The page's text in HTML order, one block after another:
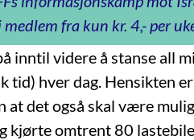
fra kun kr. 4,- per
inntil videre å stanse all
tid) hver dag. Hensikten
at det også skal være
kjørte omtrent 80